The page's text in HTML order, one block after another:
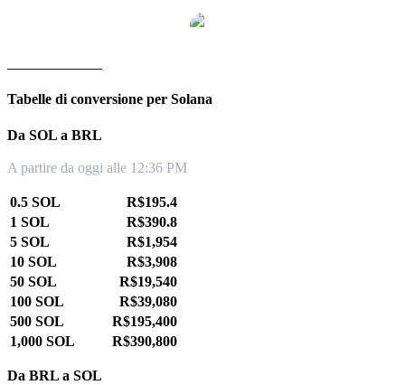
Tabelle di conversione per Solana
Da SOL a BRL
A partire da oggi alle 12:36 PM
0.5 SOL
R$195.4
1 SOL
R$390.8
5 SOL
R$1,954
10 SOL
R$3,908
50 SOL
R$19,540
100 SOL
R$39,080
500 SOL
R$195,400
1,000 SOL
R$390,800
Da BRL a SOL